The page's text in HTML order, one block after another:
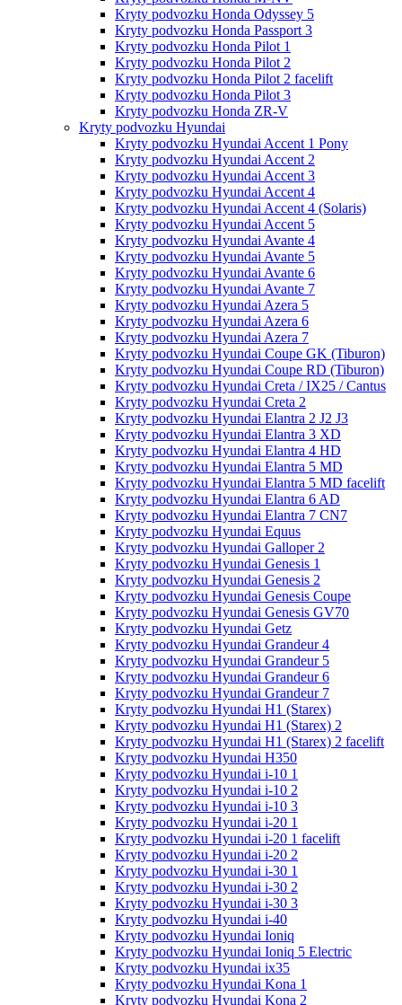
Kryty podvozku Honda Odyssey 5
Kryty podvozku Honda Passport 3
Kryty podvozku Honda Pilot 1
Kryty podvozku Honda Pilot 2
Kryty podvozku Honda Pilot 2 facelift
Kryty podvozku Honda Pilot 3
Kryty podvozku Honda ZR-V
Kryty podvozku Hyundai
Kryty podvozku Hyundai Accent 1 Pony
Kryty podvozku Hyundai Accent 2
Kryty podvozku Hyundai Accent 3
Kryty podvozku Hyundai Accent 4
Kryty podvozku Hyundai Accent 4 (Solaris)
Kryty podvozku Hyundai Accent 5
Kryty podvozku Hyundai Avante 4
Kryty podvozku Hyundai Avante 5
Kryty podvozku Hyundai Avante 6
Kryty podvozku Hyundai Avante 7
Kryty podvozku Hyundai Azera 5
Kryty podvozku Hyundai Azera 6
Kryty podvozku Hyundai Azera 7
Kryty podvozku Hyundai Coupe GK (Tiburon)
Kryty podvozku Hyundai Coupe RD (Tiburon)
Kryty podvozku Hyundai Creta / IX25 / Cantus
Kryty podvozku Hyundai Creta 2
Kryty podvozku Hyundai Elantra 2 J2 J3
Kryty podvozku Hyundai Elantra 3 XD
Kryty podvozku Hyundai Elantra 4 HD
Kryty podvozku Hyundai Elantra 5 MD
Kryty podvozku Hyundai Elantra 5 MD facelift
Kryty podvozku Hyundai Elantra 6 AD
Kryty podvozku Hyundai Elantra 7 CN7
Kryty podvozku Hyundai Equus
Kryty podvozku Hyundai Galloper 2
Kryty podvozku Hyundai Genesis 1
Kryty podvozku Hyundai Genesis 2
Kryty podvozku Hyundai Genesis Coupe
Kryty podvozku Hyundai Genesis GV70
Kryty podvozku Hyundai Getz
Kryty podvozku Hyundai Grandeur 4
Kryty podvozku Hyundai Grandeur 5
Kryty podvozku Hyundai Grandeur 6
Kryty podvozku Hyundai Grandeur 7
Kryty podvozku Hyundai H1 (Starex)
Kryty podvozku Hyundai H1 (Starex) 2
Kryty podvozku Hyundai H1 (Starex) 2 facelift
Kryty podvozku Hyundai H350
Kryty podvozku Hyundai i-10 1
Kryty podvozku Hyundai i-10 2
Kryty podvozku Hyundai i-10 3
Kryty podvozku Hyundai i-20 1
Kryty podvozku Hyundai i-20 1 facelift
Kryty podvozku Hyundai i-20 2
Kryty podvozku Hyundai i-30 1
Kryty podvozku Hyundai i-30 2
Kryty podvozku Hyundai i-30 3
Kryty podvozku Hyundai i-40
Kryty podvozku Hyundai Ioniq
Kryty podvozku Hyundai Ioniq 5 Electric
Kryty podvozku Hyundai ix35
Kryty podvozku Hyundai Kona 1
Kryty podvozku Hyundai Kona 2